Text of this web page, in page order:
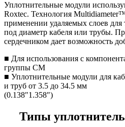
Уплотнительные модули
Roxtec. Технология
применении удаляемых слоев
под диаметр кабеля или трубы.
сердечником дает возможность
■ Для использования с
группы CM
■ Уплотнительные модули для
и труб от 3.5 до 34.5 мм
(0.138″1.358″)
Типы